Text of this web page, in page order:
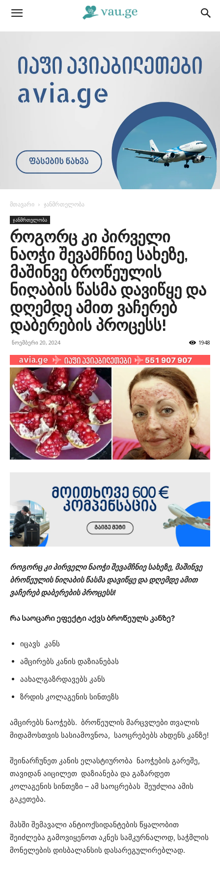
მთავარი ჯანმრთელობა
ჯანმრთელობა
როგორც კი პირველი
ნაოჭი შევამჩნიე სახეზე,
მაშინვე ბროწეულის
ნიღაბის წასმა დავიწყე და
დღემდე ამით ვაჩერებ
დაბერების პროცესს!
ნოემბერი 20, 2024 1948
როგორც კი პირველი ნაოჭი შევამჩნიე სახეზე, მაშინვე
ბროწეულის ნიღაბის წასმა დავიწყე და დღემდე ამით
ვაჩერებ დაბერების პროცესს!
Რა საოცარი ეფექტი აქვს ბროწეულს კანზე?
იცავს კანს
ამცირებს კანის დაზიანებას
აახალგაზრდავებს კანს
ზრდის კოლაგენის სინთეზს
ამცირებს ნაოჭებს. ბროწეულის მარცვლები თვალის
მიდამოსთვის სასიამოვნოა, საოცრებებს ახდენს კანზე!
შეინარჩუნეთ კანის ელასტიურობა ნაოჭების გარეშე,
თავიდან აიცილეთ დაზიანება და გაზარდეთ
კოლაგენის სინთეზი – ამ საოცრებას შეუძლია ამის
გაკეთება.
მასში შემავალი ანტიოქსიდანტების წყალობით
შეიძლება გამოვიყენოთ აკნეს სამკურნალოდ, საჭმლის
მონელების დისბალანსის დასარეგულირებლად.